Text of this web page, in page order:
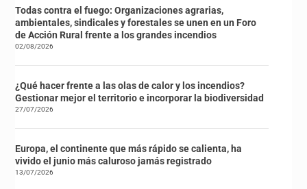
Todas contra el fuego: Organizaciones agrarias,
ambientales, sindicales y forestales se unen en un Foro
de Acción Rural frente a los grandes incendios
02/08/2026
¿Qué hacer frente a las olas de calor y los incendios?
Gestionar mejor el territorio e incorporar la biodiversidad
27/07/2026
Europa, el continente que más rápido se calienta, ha
vivido el junio más caluroso jamás registrado
13/07/2026